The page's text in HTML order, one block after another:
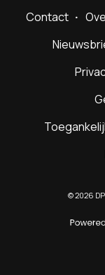
Contact
©2026